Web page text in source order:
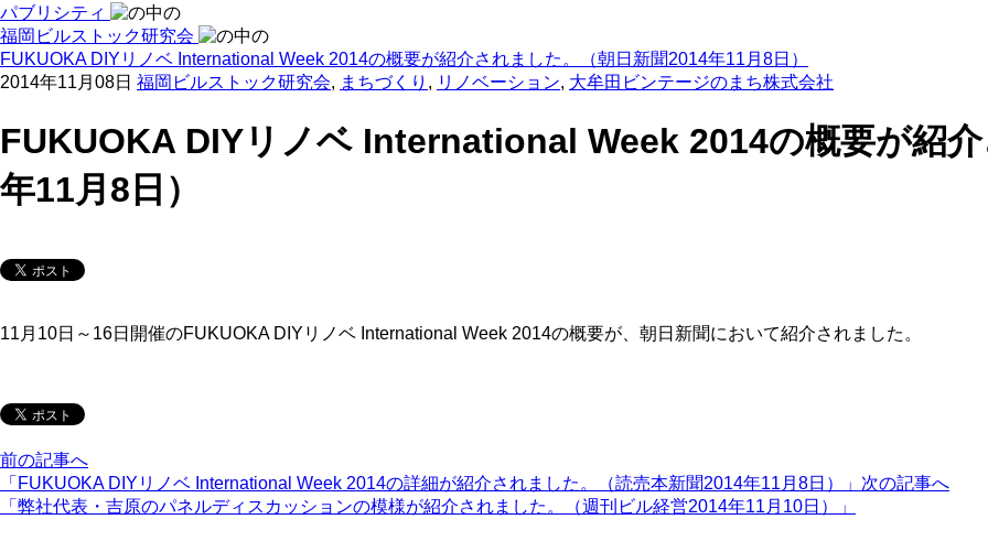
パブリシティ
福岡ビルストック研究会
FUKUOKA DIYリノベ International Week 2014の概要が紹介されました。（朝日新聞2014年11月8日）
2014年11月08日 福岡ビルストック研究会, まちづくり , リノベーション, 大牟田ビンテージのまち株式会社
FUKUOKA DIYリノベ International Week 2014の概要が紹
年11月8日）
11月10日～16日開催のFUKUOKA DIYリノベ International Week 2014の概要が、朝日新聞において紹介されました。
前の記事へ
「FUKUOKA DIYリノベ International Week 2014の詳細が紹介されました。（読売本新聞2014年11月8日）」 次の記事へ
「弊社代表・吉原のパネルディスカッションの模様が紹介されました。（週刊ビル経営2014年11月10日）」